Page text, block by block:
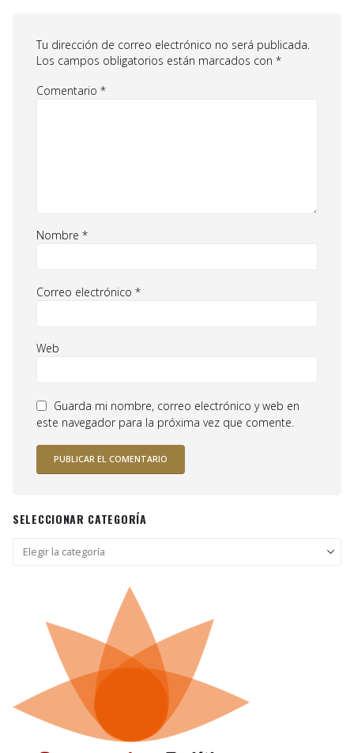
Tu dirección de correo electrónico no será publicada.
Los campos obligatorios están marcados con *
Comentario *
Nombre *
Correo electrónico *
Web
Guarda mi nombre, correo electrónico y web en
este navegador para la próxima vez que comente.
SELECCIONAR CATEGORÍA
Seleccionar
categoría